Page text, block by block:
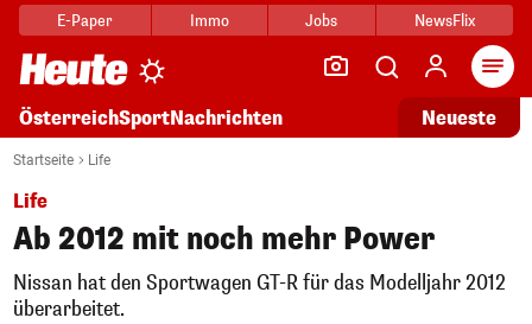
E-Paper Immo Jobs NewsFlix
ÖsterreichSportNachrichten Neueste
Startseite Life
Life
Ab 2012 mit noch mehr Power
Nissan hat den Sportwagen GT-R für das Modelljahr 2012
überarbeitet.